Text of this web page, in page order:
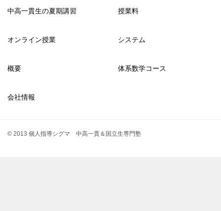
中高一貫生の夏期講習 授業料
オンライン授業 システム
概要 体系数学コース
会社情報
© 2013 個人指導シグマ 中高一貫＆国立生専門塾